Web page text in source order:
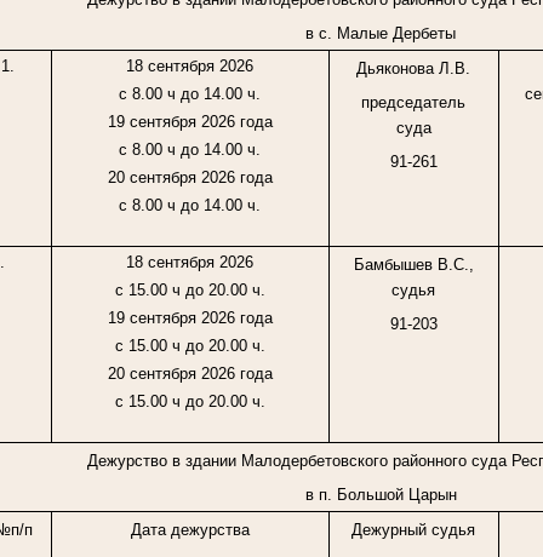
в с. Малые Дербеты
1.
18 сентября 2026
с 8.00 ч до 14.00 ч.
19 сентября 2026 года
с 8.00 ч до 14.00 ч.
20 сентября 2026 года
с 8.00 ч до 14.00 ч.
Дьяконова Л.В.
председатель
суда
91-261
18 сентября 2026
с 15.00 ч до 20.00 ч.
19 сентября 2026 года
с 15.00 ч до 20.00 ч.
20 сентября 2026 года
с 15.00 ч до 20.00 ч.
Бамбышев В.С.,
судья
91-203
Дежурство в здании Малодербетовского районного суда
в п. Большой Царын
п
Дата дежурства Дежурный судья